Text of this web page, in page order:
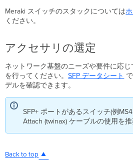
Meraki スイッチのスタックについては
ください。
アクセサリの選定
ネットワーク基盤のニーズや要件に応
を行ってください。SFP データシート
デルを確認できます。
SFP+ ポートがあるスイッチ(例
Attach (twinax) ケーブルの使用を推
Back to top